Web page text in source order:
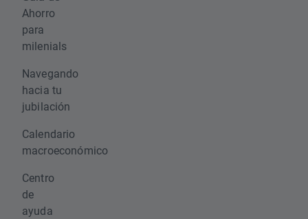
Ahorro
para
milenials
Navegando
hacia tu
jubilación
Calendario
macroeconómico
Centro
de
ayuda